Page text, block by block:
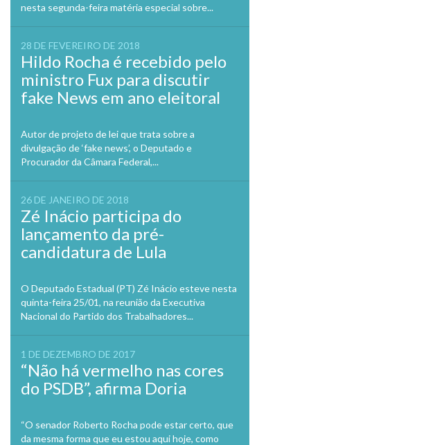
nesta segunda-feira matéria especial sobre...
28 DE FEVEREIRO DE 2018
Hildo Rocha é recebido pelo
ministro Fux para discutir
fake News em ano eleitoral
Autor de projeto de lei que trata sobre a
divulgação de ‘fake news’, o Deputado e
Procurador da Câmara Federal,...
26 DE JANEIRO DE 2018
Zé Inácio participa do
lançamento da pré-
candidatura de Lula
O Deputado Estadual (PT) Zé Inácio esteve nesta
quinta-feira 25/01, na reunião da Executiva
Nacional do Partido dos Trabalhadores...
1 DE DEZEMBRO DE 2017
“Não há vermelho nas cores
do PSDB”, afirma Doria
“O senador Roberto Rocha pode estar certo, que
da mesma forma que eu estou aqui hoje, como